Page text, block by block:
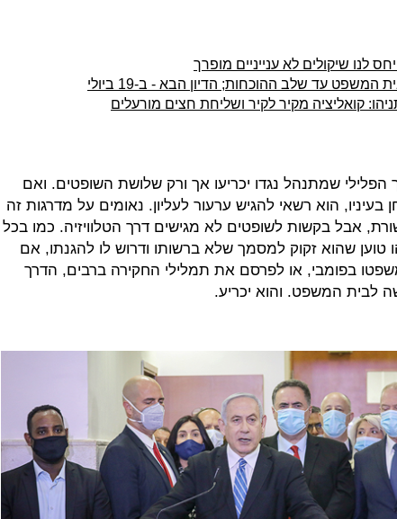
לנו שיקולים לא ענייניים מופרך
המשפט עד שלב ההוכחות; הדיון הבא - ב-19 ביולי
קואליציה מקיר לקיר ושליחת חצים מורעלים
הפלילי שמתנהל נגדו יכריעו אך ורק שלושת השופטים. ואם
הוא רשאי להגיש ערעור לעליון. נאומים על מדרגות זה
אבל בקשות לשופטים לא מגישים דרך הטלוויזיה. כמו בכל
טוען שהוא זקוק למסמך שלא ברשותו ודרוש לו להגנתו, אם
בפומבי, או לפרסם את תמלילי החקירה ברבים, הדרך
לבית המשפט. והוא יכריע.